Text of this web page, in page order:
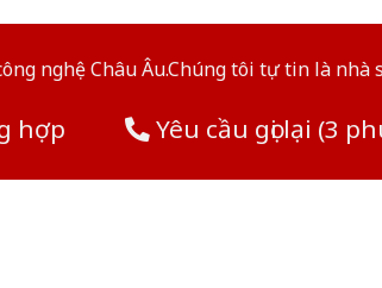
nghệ Châu Âu.Chúng tôi tự tin là nhà
hợp Yêu cầu gọi lại (3